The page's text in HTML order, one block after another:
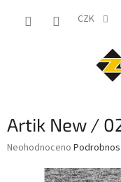
CZK
Artik New /
Průměrné
produktu
Neohodnoceno